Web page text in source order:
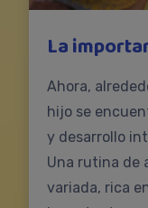
La
Ahora,
hijo se
y desarrollo
Una rutina de
variada, rica